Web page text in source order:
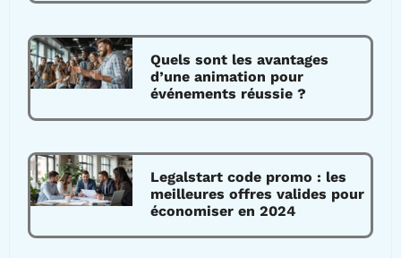
Quels sont les avantages
d’une animation pour
événements réussie ?
Legalstart code promo : les
meilleures offres valides pour
économiser en 2024